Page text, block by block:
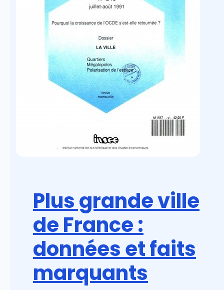
Plus grande ville
de France :
données et faits
marquants